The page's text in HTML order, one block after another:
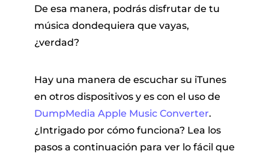
De esa manera, podrás disfrutar de tu
música dondequiera que vayas,
¿verdad?
Hay una manera de escuchar su iTunes
en otros dispositivos y es con el uso de
DumpMedia Apple Music Converter.
¿Intrigado por cómo funciona? Lea los
pasos a continuación para ver lo fácil que